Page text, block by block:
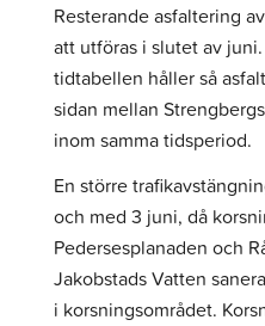
Resterande asfaltering
att utföras i slutet av
tidtabellen håller så
sidan mellan
inom samma tidsperiod.
En större
och med 3 juni, då
Pedersesplanaden och
Jakobstads Vatten
i korsningsområdet.